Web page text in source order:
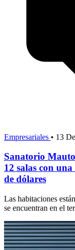
Empresariales • 13
Sanatorio
12 salas con
de dólares
Las habitaciones
se encuentran en el